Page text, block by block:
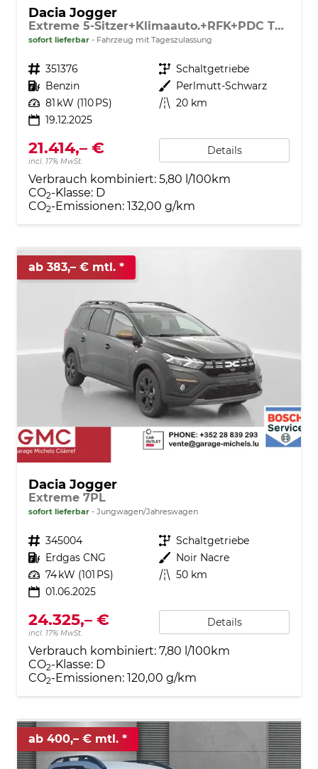
Dacia Jogger
Extreme 5-Sitzer+Klimaauto.+RFK+PDC TCe 110
sofort lieferbar Fahrzeug mit Tageszulassung
Fahrzeugnr. 351376 Getriebe Schaltgetriebe
Kraftstoff Benzin Außenfarbe Perlmutt-Schwarz
Leistung 81 kW (110 PS) Kilometerstand 20 km
19.12.2025
21.414,– €
incl. 17% MwSt.
Details
Verbrauch kombiniert: 5,80 l/100km
CO2-Klasse: D
CO2-Emissionen: 132,00 g/km
ab 383,– € mtl.
Dacia Jogger
Extreme 7PL
sofort lieferbar Jungwagen/Jahreswagen
Fahrzeugnr. 345004 Getriebe Schaltgetriebe
Kraftstoff Erdgas CNG Außenfarbe Noir Nacre
Leistung 74 kW (101 PS) Kilometerstand 50 km
01.06.2025
24.325,– €
incl. 17% MwSt.
Details
Verbrauch kombiniert: 7,80 l/100km
CO2-Klasse: D
CO2-Emissionen: 120,00 g/km
ab 400,– € mtl.